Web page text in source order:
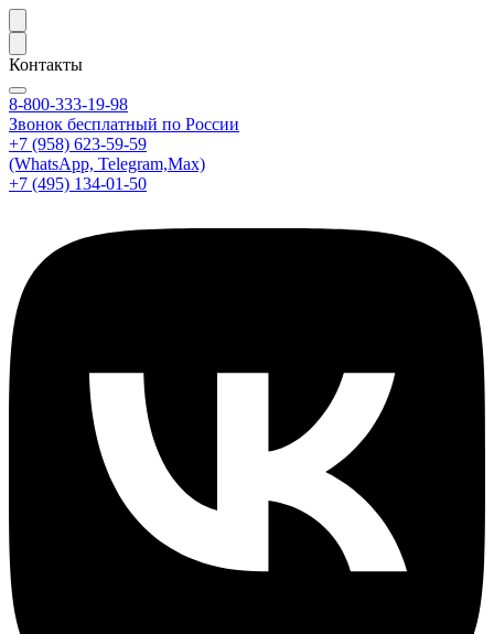
Контакты
8-800-333-19-98
Звонок бесплатный по России
+7 (958) 623-59-59
(WhatsApp, Telegram,Max)
+7 (495) 134-01-50